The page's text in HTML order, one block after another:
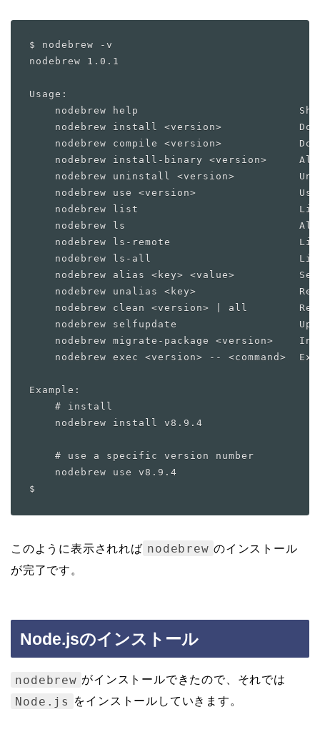
$ nodebrew -v
nodebrew 1.0.1
Usage:
nodebrew help
nodebrew install <version>
nodebrew compile <version>
nodebrew install-binary <version>
nodebrew uninstall <version>
nodebrew use <version>
nodebrew list
nodebrew ls
nodebrew ls-remote
nodebrew ls-all
nodebrew alias <key> <value>
nodebrew unalias <key>
nodebrew clean <version> | all
nodebrew selfupdate
nodebrew migrate-package <version>
nodebrew exec <version> -- <command>
Example:
    # install
    nodebrew install v8.9.4
    # use a specific version number
    nodebrew use v8.9.4
このように表示されれば nodebrew のインストール
が完了です。
Node.jsのインストール
nodebrew がインストールできたので、それでは
Node.js をインストールしていきます。